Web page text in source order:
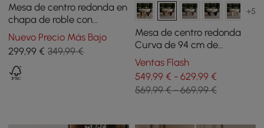
Mesa de centro redonda en
chapa de roble con
bandeja giratoria y
almacenamiento
Nuevo Precio Más Bajo
299,99 € 349,99 €
+5
Mesa de centro redonda
Curva de 94 cm de
hormigón y nogal con
patas de madera
Ventas Flash
549,99 € - 629,99 €
569,99 € - 669,99 €